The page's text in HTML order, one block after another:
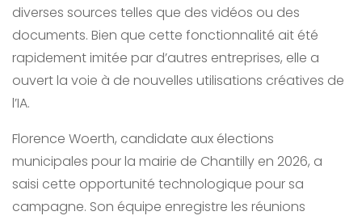
diverses sources telles que des vidéos ou des
documents. Bien que cette fonctionnalité ait été
rapidement imitée par d’autres entreprises, elle a
ouvert la voie à de nouvelles utilisations créatives de
l’IA.
Florence Woerth, candidate aux élections
municipales pour la mairie de Chantilly en 2026, a
saisi cette opportunité technologique pour sa
campagne. Son équipe enregistre les réunions